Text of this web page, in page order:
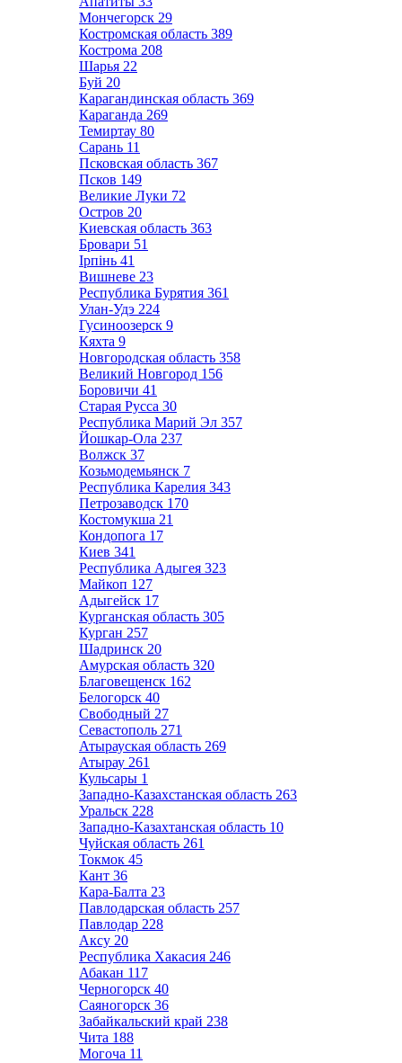
Мончегорск 29
Костромская область 389
Кострома 208
Шарья 22
Буй 20
Карагандинская область 369
Караганда 269
Темиртау 80
Сарань 11
Псковская область 367
Псков 149
Великие Луки 72
Остров 20
Киевская область 363
Бровари 51
Ірпінь 41
Вишневе 23
Республика Бурятия 361
Улан-Удэ 224
Гусиноозерск 9
Кяхта 9
Новгородская область 358
Великий Новгород 156
Боровичи 41
Старая Русса 30
Республика Марий Эл 357
Йошкар-Ола 237
Волжск 37
Козьмодемьянск 7
Республика Карелия 343
Петрозаводск 170
Костомукша 21
Кондопога 17
Киев 341
Республика Адыгея 323
Майкоп 127
Адыгейск 17
Курганская область 305
Курган 257
Шадринск 20
Амурская область 320
Благовещенск 162
Белогорск 40
Свободный 27
Севастополь 271
Атырауская область 269
Атырау 261
Кульсары 1
Западно-Казахстанская область 263
Уральск 228
Западно-Казахтанская область 10
Чуйская область 261
Токмок 45
Кант 36
Кара-Балта 23
Павлодарская область 257
Павлодар 228
Аксу 20
Республика Хакасия 246
Абакан 117
Черногорск 40
Саяногорск 36
Забайкальский край 238
Чита 188
Могоча 11